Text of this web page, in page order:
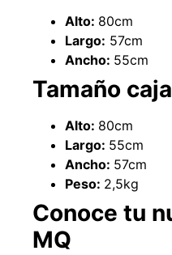
Alto: 80cm
Largo: 57cm
Ancho: 55cm
Tamaño
Alto: 80cm
Largo: 55cm
Ancho: 57cm
Peso: 2,5kg
Conoce tu
MQ
4.8mm neopreno con 1 tela
3.5MP
$ 803.797
Agregar al carrito
Explora